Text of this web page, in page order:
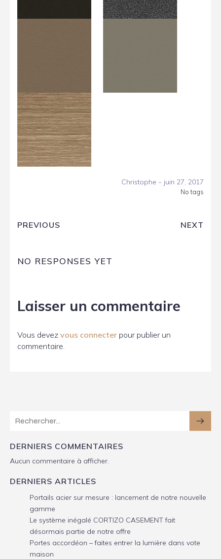
Christophe - juin 27, 2017
No tags
PREVIOUS NEXT
NO RESPONSES YET
Laisser un commentaire
Vous devez vous connecter pour publier un
commentaire.
DERNIERS COMMENTAIRES
Aucun commentaire à afficher.
DERNIERS ARTICLES
Portails acier sur mesure : lancement de notre nouvelle
gamme
Le système inégalé CORTIZO CASEMENT fait
désormais partie de notre offre
Portes accordéon – faites entrer la lumière dans vote
maison